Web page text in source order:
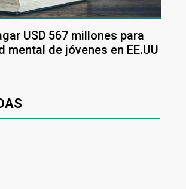
USD 567 millones para
mental de jóvenes en EE.UU